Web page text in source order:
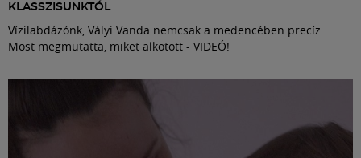
KLASSZISUNKTÓL
Vízilabdázónk, Vályi Vanda nemcsak a medencében precíz.
Most megmutatta, miket alkotott - VIDEÓ!